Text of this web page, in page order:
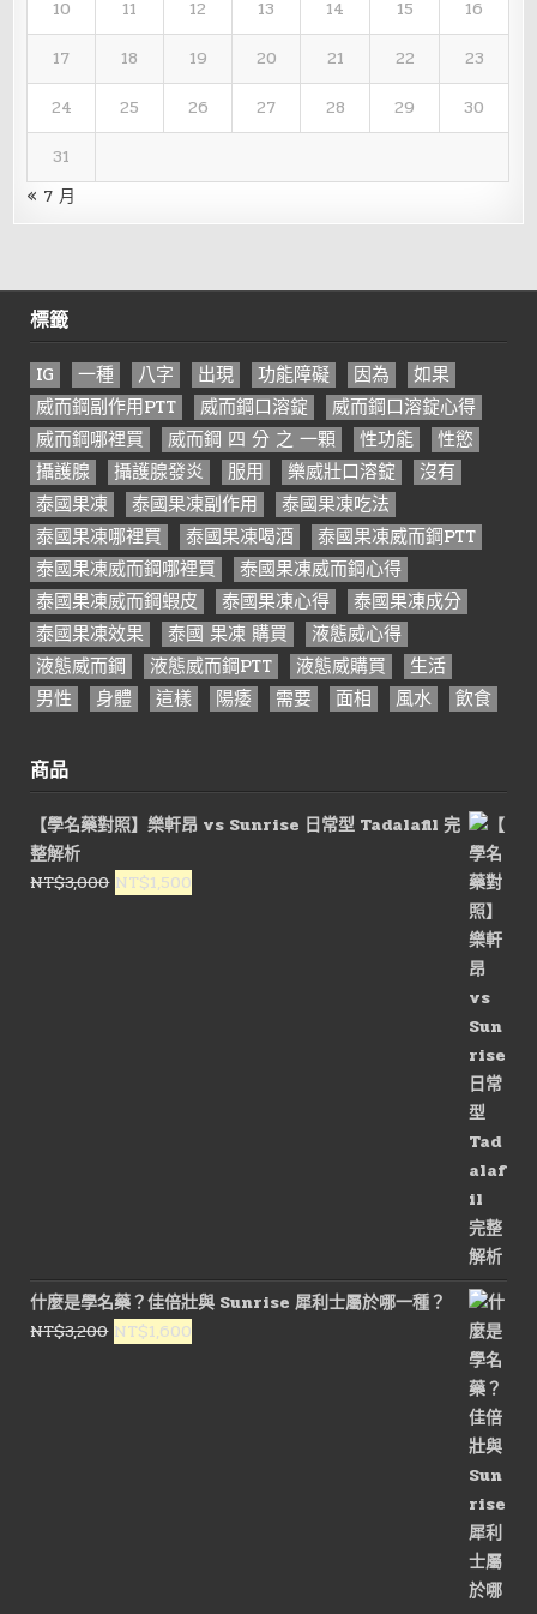
10 11 12 13 14 15
16
17
18 19 20 21 22
23
24
25 26 27 28 29
30
31
« 7 月
標籤
IG 一種 八字 出現 功能障礙 因為
如果
威而鋼副作用PTT
威而鋼口溶錠
威而鋼口溶錠心得
威而鋼哪裡買
威而鋼 四 分 之 一顆 性功能
性慾
攝護腺
攝護腺發炎 服用 樂威壯口溶錠
沒有
泰國果凍
泰國果凍副作用
泰國果凍吃法
泰國果凍哪裡買
泰國果凍喝酒
泰國果凍威而鋼PTT
泰國果凍威而鋼哪裡買
泰國果凍威而鋼心得
泰國果凍威而鋼蝦皮
泰國果凍心得
泰國果凍成分
泰國果凍效果
泰國 果凍 購買
液態威心得
液態威而鋼
液態威而鋼PTT 液態威購買
生活
男性
身體 這樣 陽痿 需要 面相 風水 飲食
商品
【學名藥對照】樂軒昂 vs Sunrise 日常型 Tadalafil 完
整解析
NT$3,000 原
NT$1,500
什麼是學名藥？佳倍壯與 Sunrise 犀利士屬於哪一種？
NT$3,200 原
NT$1,600